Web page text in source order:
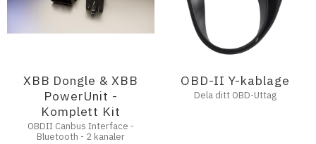
XBB Dongle & XBB
PowerUnit -
Komplett Kit
OBDII Canbus Interface -
Bluetooth - 2 kanaler
OBD-II Y-kablage
Dela ditt OBD-Uttag